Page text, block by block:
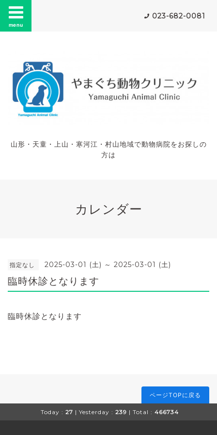
menu
023-682-0081
山形・天童・上山・寒河江・村山地域で動物病院をお探しの
方は
カレンダー
指定なし 2025-03-01 (土) ～ 2025-03-01 (土)
臨時休診となります
臨時休診となります
ページTOPに戻る
Today : 27 | Yesterday : 239 | Total : 466734